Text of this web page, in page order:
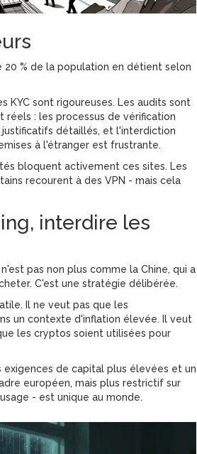
20 % de la population en détient selon
KYC sont rigoureuses. Les audits sont
réels : les processus de vérification
détaillés, et l'interdiction
à l'étranger est frustrante.
bloquent activement ces sites. Les
recourent à des VPN - mais cela
interdire les
pas non plus comme la Chine, qui a
C'est une stratégie délibérée.
Il ne veut pas que les
un contexte d'inflation élevée. Il veut
les cryptos soient utilisées pour
de capital plus élevées et un
européen, mais plus restrictif sur
- est unique au monde.